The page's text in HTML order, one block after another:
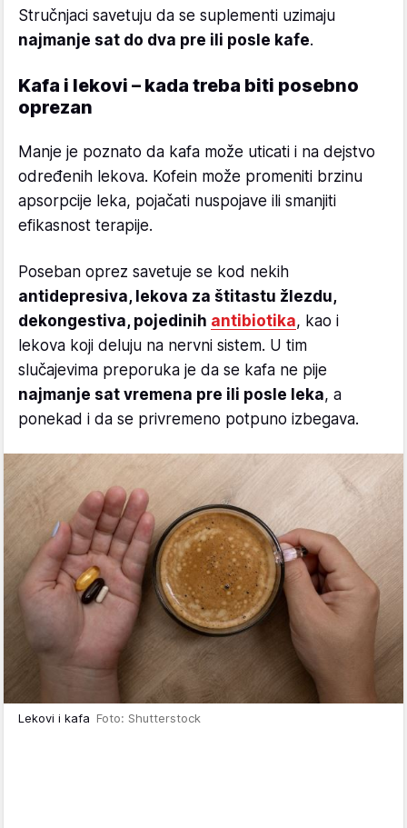
Stručnjaci savetuju da se suplementi uzimaju
najmanje sat do dva pre ili posle kafe.
Kafa i lekovi – kada treba biti posebno
oprezan
Manje je poznato da kafa može uticati i na dejstvo
određenih lekova. Kofein može promeniti brzinu
apsorpcije leka, pojačati nuspojave ili smanjiti
efikasnost terapije.
Poseban oprez savetuje se kod nekih
antidepresiva, lekova za štitastu žlezdu,
dekongestiva, pojedinih antibiotika, kao i
lekova koji deluju na nervni sistem. U tim
slučajevima preporuka je da se kafa ne pije
najmanje sat vremena pre ili posle leka, a
ponekad i da se privremeno potpuno izbegava.
Lekovi i kafa Foto: Shutterstock